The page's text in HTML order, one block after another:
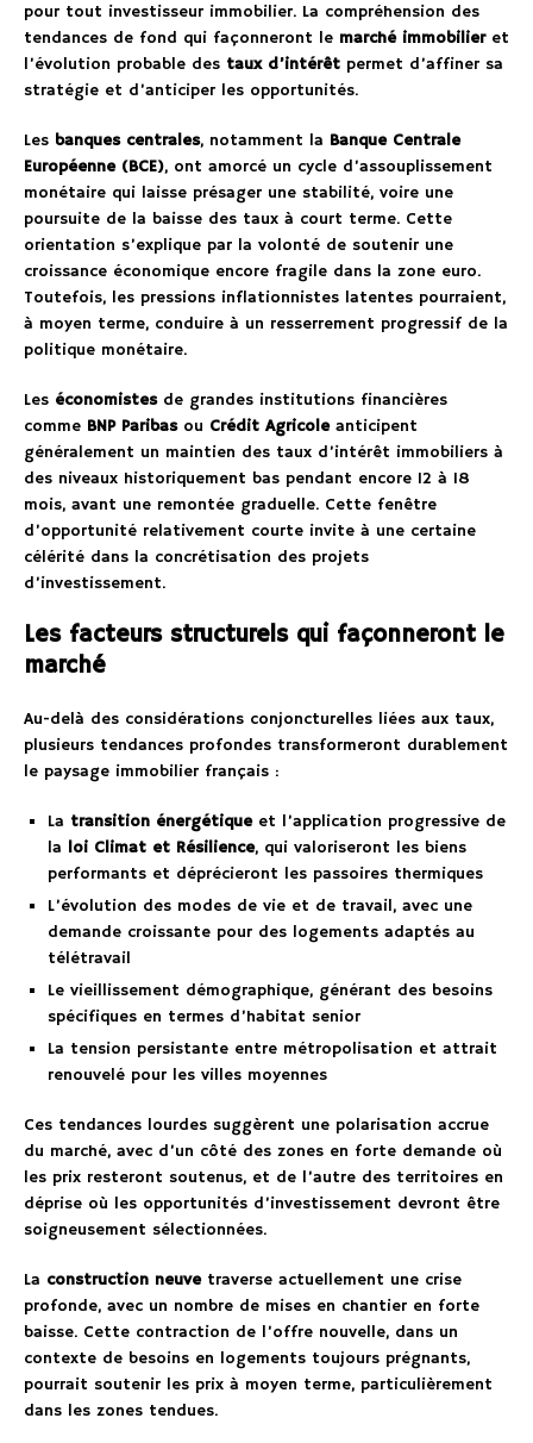
pour tout investisseur immobilier. La compréhension des
tendances de fond qui façonneront le marché immobilieret
l’évolution probable des taux d’intérêt permet d’affiner sa
stratégie et d’anticiper les opportunités.
Les banques centrales, notamment la Banque Centrale
Européenne (BCE), ont amorcé un cycle d’assouplissement
monétaire qui laisse présager une stabilité, voire une
poursuite de la baisse des taux à court terme. Cette
orientation s’explique par la volonté de soutenir une
croissance économique encore fragile dans la zone euro.
Toutefois, les pressions inflationnistes latentes pourraient,
à moyen terme, conduire à un resserrement progressif de la
politique monétaire.
Les économistesde grandes institutions financières
comme BNP Paribasou Crédit Agricoleanticipent
généralement un maintien des taux d’intérêt immobiliers à
des niveaux historiquement bas pendant encore 12 à 18
mois, avant une remontée graduelle. Cette fenêtre
d’opportunité relativement courte invite à une certaine
célérité dans la concrétisation des projets
d’investissement.
Les facteurs structurels qui façonneront le
marché
Au-delà des considérations conjoncturelles liées aux taux,
plusieurs tendances profondes transformeront durablement
le paysage immobilier français :
La transition énergétiqueet l’application progressive de
la loi Climat et Résilience, qui valoriseront les biens
performants et déprécieront les passoires thermiques
L’évolution des modes de vie et de travail, avec une
demande croissante pour des logements adaptés au
télétravail
Le vieillissement démographique, générant des besoins
spécifiques en termes d’habitat senior
La tension persistante entre métropolisation et attrait
renouvelé pour les villes moyennes
Ces tendances lourdes suggèrent une polarisation accrue
du marché, avec d’un côté des zones en forte demande où
les prix resteront soutenus, et de l’autre des territoires en
déprise où les opportunités d’investissement devront être
soigneusement sélectionnées.
La construction neuvetraverse actuellement une crise
profonde, avec un nombre de mises en chantier en forte
baisse. Cette contraction de l’offre nouvelle, dans un
contexte de besoins en logements toujours prégnants,
pourrait soutenir les prix à moyen terme, particulièrement
dans les zones tendues.